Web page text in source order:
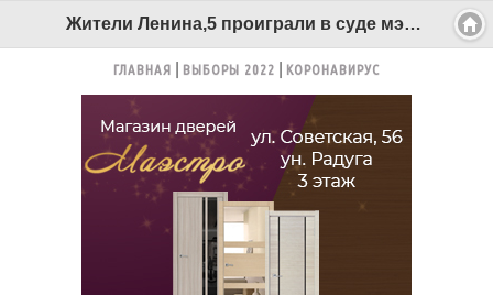
Жители Ленина,5 проиграли в суде мэрии Северодвинска - Беломорканал Северодвинск tv29.ru
ГЛАВНАЯ ВЫБОРЫ 2022 КОРОНАВИРУС